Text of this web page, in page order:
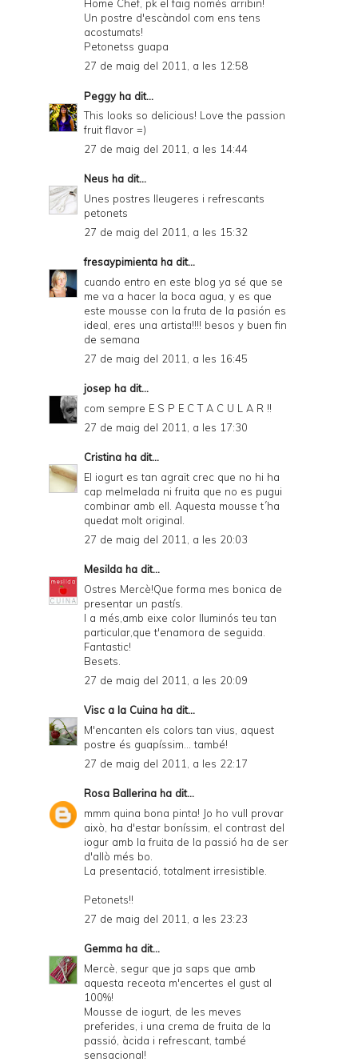
Home Chef, pk el faig només arribin!
Un postre d'escàndol com ens tens
acostumats!
Petonetss guapa
27 de maig del 2011, a les 12:58
Peggyha dit...
This looks so delicious! Love the passion
fruit flavor =)
27 de maig del 2011, a les 14:44
Neus ha dit...
Unes postres lleugeres i refrescants
petonets
27 de maig del 2011, a les 15:32
fresaypimienta ha dit...
cuando entro en este blog ya sé que se
me va a hacer la boca agua, y es que
este mousse con la fruta de la pasión es
ideal, eres una artista!!!! besos y buen fin
de semana
27 de maig del 2011, a les 16:45
josep ha dit...
com sempre E S P E C T A C U L A R !!
27 de maig del 2011, a les 17:30
Cristina ha dit...
El iogurt es tan agraït crec que no hi ha
cap melmelada ni fruita que no es pugui
combinar amb ell. Aquesta mousse t´ha
quedat molt original.
27 de maig del 2011, a les 20:03
Mesilda ha dit...
Ostres Mercè!Que forma mes bonica de
presentar un pastís.
I a més,amb eixe color lluminós teu tan
particular,que t'enamora de seguida.
Fantastic!
Besets.
27 de maig del 2011, a les 20:09
Visc a la Cuina ha dit...
M'encanten els colors tan vius, aquest
postre és guapíssim... també!
27 de maig del 2011, a les 22:17
Rosa Ballerina ha dit...
mmm quina bona pinta! Jo ho vull provar
això, ha d'estar boníssim, el contrast del
iogur amb la fruita de la passió ha de ser
d'allò més bo.
La presentació, totalment irresistible.
Petonets!!
27 de maig del 2011, a les 23:23
Gemma ha dit...
Mercè, segur que ja saps que amb
aquesta receota m'encertes el gust al
100%!
Mousse de iogurt, de les meves
preferides, i una crema de fruita de la
passió, àcida i refrescant, també
sensacional!